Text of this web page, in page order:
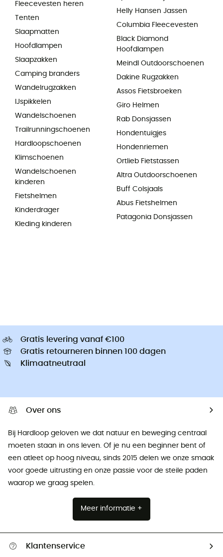
Fleecevesten heren
Tenten
Slaapmatten
Hoofdlampen
Slaapzakken
Camping branders
Wandelrugzakken
IJspikkelen
Wandelschoenen
Trailrunningschoenen
Hardloopschoenen
Klimschoenen
Wandelschoenen
kinderen
Fietshelmen
Kinderdrager
Kleding kinderen
Helly Hansen Jassen
Columbia Fleecevesten
Black Diamond
Hoofdlampen
Meindl Outdoorschoenen
Dakine Rugzakken
Assos Fietsbroeken
Giro Helmen
Rab Donsjassen
Hondentuigjes
Hondenriemen
Ortlieb Fietstassen
Altra Outdoorschoenen
Buff Colsjaals
Abus Fietshelmen
Patagonia Donsjassen
Gratis levering vanaf €100
Gratis retourneren binnen 100 dagen
Klimaatneutraal
Over ons
Bij Hardloop geloven we dat natuur en beweging centraal
moeten staan ​​in ons leven. Of je nu een beginner bent of
een atleet op hoog niveau, sinds 2015 delen we onze smaak
voor goede uitrusting en onze passie voor de steile paden
waarop we graag spelen.
Meer informatie +
Klantenservice